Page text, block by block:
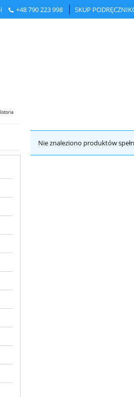
+48790 223 998 SKUP
Nie znaleziono produktów